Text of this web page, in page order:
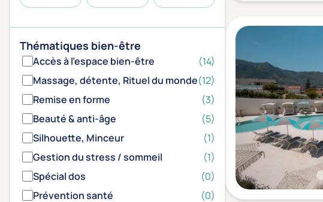
Thématiques bien-être
Accès à l'espace bien-être
(14)
Massage, détente, Rituel du monde(12)
Remise en forme
(3)
Beauté & anti-âge
(5)
Silhouette, Minceur
(1)
Gestion du stress / sommeil
(1)
Spécial dos
(0)
Prévention santé
(0)